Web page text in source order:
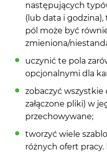
następujących
(lub data i
pól może być
zmieniona/
uczynić te pola
opcjonalnymi dla
zobaczyć
załączone pliki) w
przechowywane;
tworzyć wiele
różnych ofert pracy.